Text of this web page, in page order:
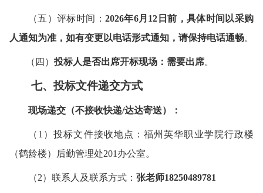
（五 ）评标时间 ： 2026年6月 12 日前 ， 具体时间以采购
人通知为准，如有变更以电话形式通知，请保持电话通畅。
（四） 投标人是否出席开标现场：需要出席。
七、投标文件递交方式
现场递交 （不接收快递/达达寄送） ：
（1）投标文件接收地点：福州英华职业学院行政楼
（鹤龄楼）后勤管理处201办公室。
（2）联系人及联系方式： 张老师18250489781